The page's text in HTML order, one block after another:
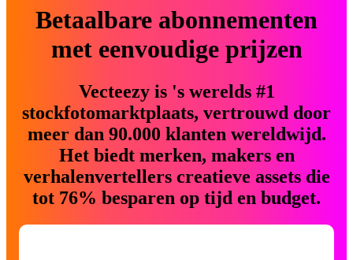
Betaalbare abonnementen
met eenvoudige prijzen
Vecteezy is 's werelds #1
stockfotomarktplaats, vertrouwd door
meer dan 90.000 klanten wereldwijd.
Het biedt merken, makers en
verhalenvertellers creatieve assets die
tot 76% besparen op tijd en budget.